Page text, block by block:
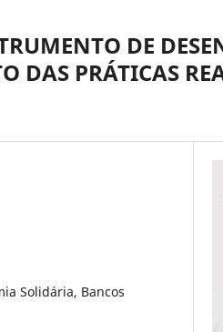
DE
DAS PRÁTICAS
Solidária, Bancos